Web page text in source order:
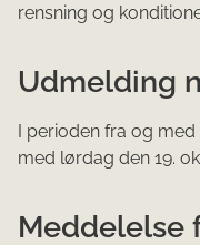
rensning og
Udmelding
I perioden fra og med
med lørdag den 19.
Meddelelse